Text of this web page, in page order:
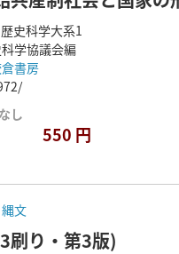
歴史科学大系1
学協議会編
書房
し
550 円
縄文
り・第3版)